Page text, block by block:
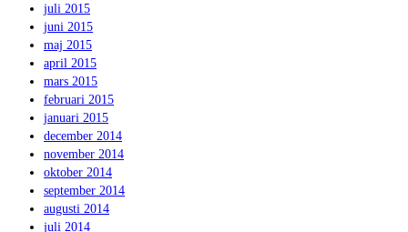
juli 2015
juni 2015
maj 2015
april 2015
mars 2015
februari 2015
januari 2015
december 2014
november 2014
oktober 2014
september 2014
augusti 2014
juli 2014